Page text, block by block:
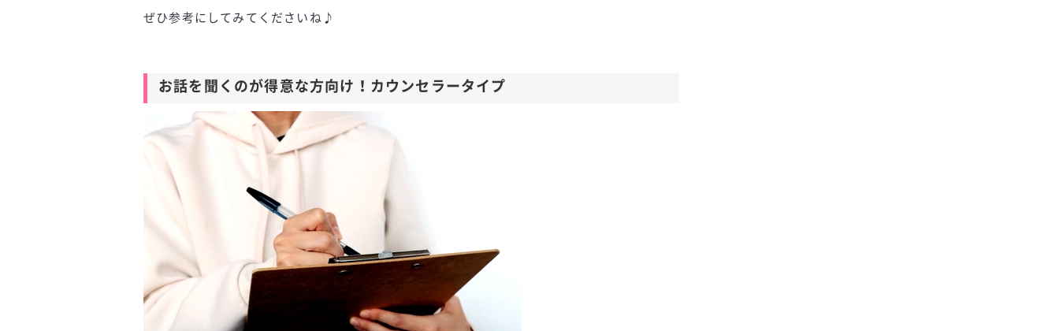
ぜひ参考にしてみてくださいね♪
お話を聞くのが得意な方向け！カウンセラータイプ